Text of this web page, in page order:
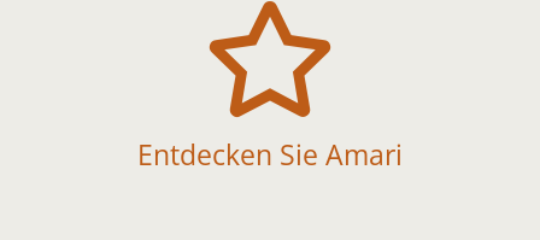

Entdecken Sie Amari